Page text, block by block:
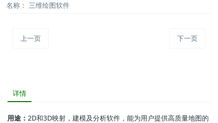
名称： 三维绘图软件
上一页 下一页
详情
用途： 2D和3D映射，建模及分析软件，能为用户提供高质量地图的